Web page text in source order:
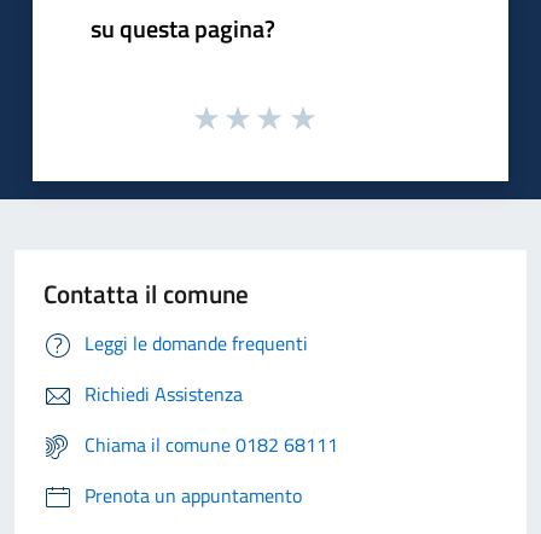
su questa pagina?
Contatta il comune
Leggi le domande frequenti
Richiedi Assistenza
Chiama il comune 0182 68111
Prenota un appuntamento